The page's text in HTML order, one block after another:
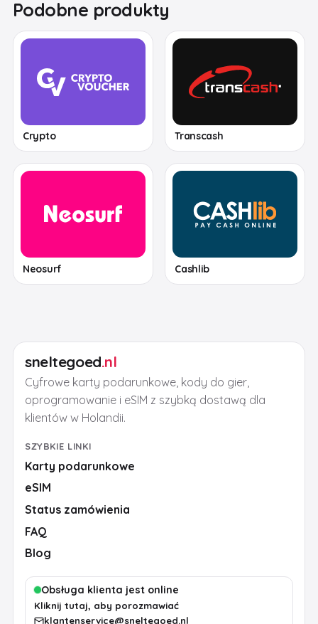
Podobne produkty
Crypto Transcash
Neosurf Cashlib
sneltegoed.nl
Cyfrowe karty podarunkowe, kody do gier,
oprogramowanie i eSIM z szybką dostawą dla
klientów w Holandii.
SZYBKIE LINKI
Karty podarunkowe
eSIM
Status zamówienia
FAQ
Blog
Obsługa klienta jest online
Kliknij tutaj, aby porozmawiać
klantenservice@sneltegoed.nl